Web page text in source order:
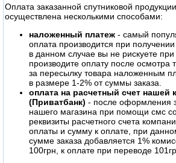
Оплата заказанной спутниковой
осуществлена несколькими способами:
наложенный платеж - самый
оплата производится при получении
в данном случае вы не рискуете при
производите оплату после осмотра
за пересылку товара наложенным
в размере 1-2% от суммы заказа.
оплата на расчетный счет нашей
(Приватбанк) - после оформления
нашего магазина при помощи смс
реквизиты расчетного счета
оплаты и сумму к оплате, при
сумме заказа добавляется 1%
100грн, к оплате при переводе